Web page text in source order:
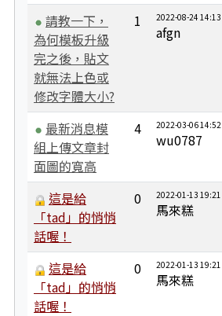
請教一下，
為何模板升級
完之後，貼文
就無法上色或
修改字體大小?
1 2022-08-24 14:13
afgn
最新消息模
組上傳文章封
面圖的寬高
4 2022-03-06 14:52
wu0787
這是給
「tad」的悄悄
話喔！
0 2022-01-13 19:21
馬來糕
這是給
「tad」的悄悄
話喔！
0 2022-01-13 19:21
馬來糕